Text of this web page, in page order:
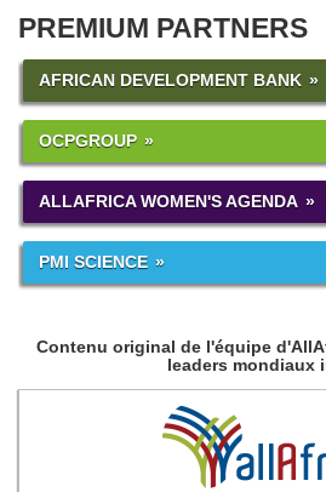
PREMIUM PARTNERS
AFRICAN DEVELOPMENT BANK
OCPGROUP
ALLAFRICA WOMEN'S AGENDA
PMI SCIENCE
Contenu original de l'équipe
leaders mondiaux